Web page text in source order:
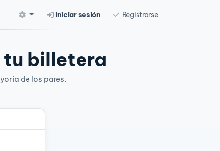
Iniciar sesión Registrarse
billetera
de los pares.